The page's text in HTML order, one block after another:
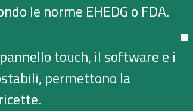
le norme EHEDG o FDA.
touch, il software e i
permettono la